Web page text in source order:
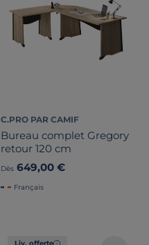
C.PRO PAR CAMIF
Bureau complet Gregory
retour 120 cm
Dès 649,00 €
Français